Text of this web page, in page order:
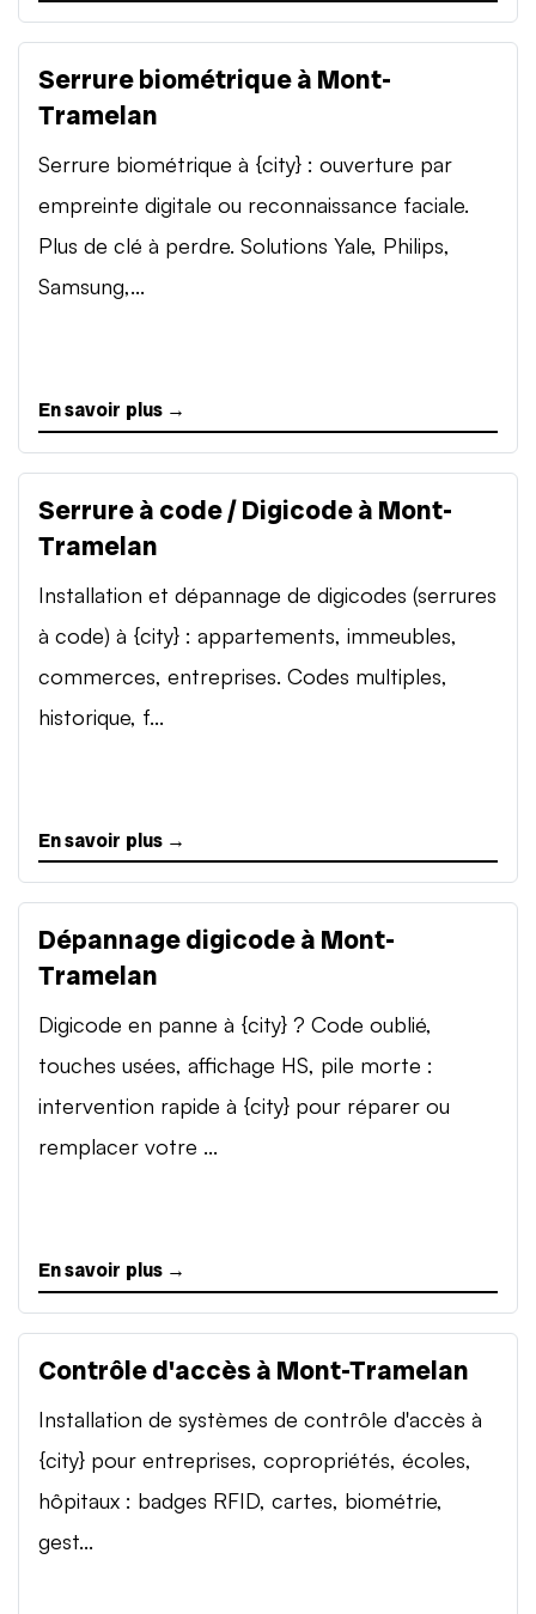
Serrure biométrique à Mont-
Tramelan
Serrure biométrique à {city} : ouverture par
empreinte digitale ou reconnaissance faciale.
Plus de clé à perdre. Solutions Yale, Philips,
Samsung,...
En savoir plus →
Serrure à code / Digicode à Mont-
Tramelan
Installation et dépannage de digicodes (serrures
à code) à {city} : appartements, immeubles,
commerces, entreprises. Codes multiples,
historique, f...
En savoir plus →
Dépannage digicode à Mont-
Tramelan
Digicode en panne à {city} ? Code oublié,
touches usées, affichage HS, pile morte :
intervention rapide à {city} pour réparer ou
remplacer votre ...
En savoir plus →
Contrôle d'accès à Mont-Tramelan
Installation de systèmes de contrôle d'accès à
{city} pour entreprises, copropriétés, écoles,
hôpitaux : badges RFID, cartes, biométrie,
gest...